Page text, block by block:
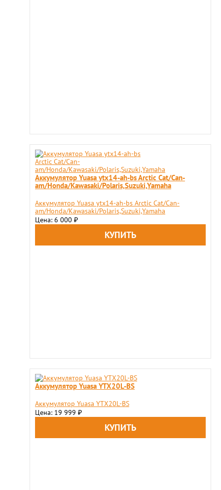
Аккумулятор Yuasa ytx14-ah-bs Arctic Cat/Can-
am/Honda/Kawasaki/Polaris,Suzuki,Yamaha
Аккумулятор Yuasa ytx14-ah-bs Arctic Cat/Can-
am/Honda/Kawasaki/Polaris,Suzuki,Yamaha
Цена: 6 000 ₽
Аккумулятор Yuasa YTX20L-BS
Аккумулятор Yuasa YTX20L-BS
Цена: 19 999 ₽